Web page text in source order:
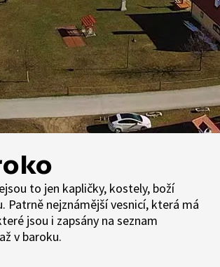
to jen kapličky, kostely, boží
Patrně nejznámější vesnicí, která má
jsou i zapsány na seznam
v baroku.